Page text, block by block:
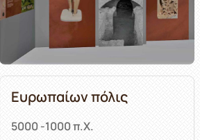
Ευρωπαίων πόλις
5000 -1000 π.Χ.